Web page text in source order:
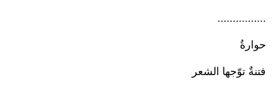
................
حوارةُ
فتنةٌ توّجها الشعر